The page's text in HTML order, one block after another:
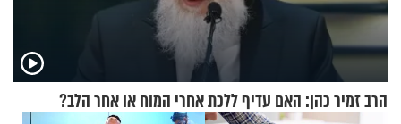
הרב זמיר כהן: האם עדיף ללכת אחרי המוח או אחר הלב?